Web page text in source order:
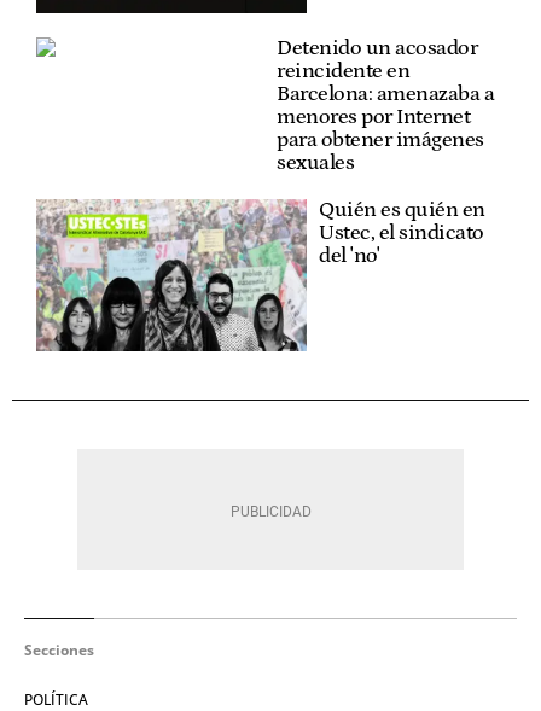
Detenido un acosador
reincidente en
Barcelona: amenazaba a
menores por Internet
para obtener imágenes
sexuales
Quién es quién en
Ustec, el sindicato
del 'no'
Secciones
POLÍTICA